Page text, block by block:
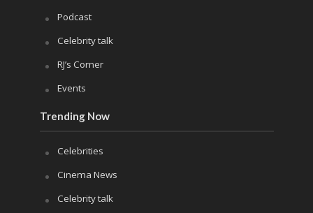
Podcast
Celebrity talk
RJ’s Corner
Events
Trending Now
Celebrities
Cinema News
Celebrity talk